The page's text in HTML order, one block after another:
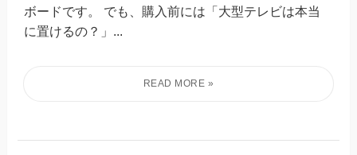
ボードです。 でも、購入前には「大型テレビは本当
に置けるの？」...